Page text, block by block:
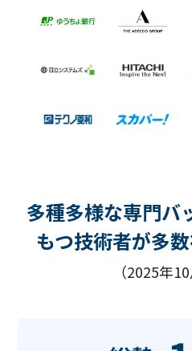
多種多様な専門バ
もつ技術者​が多
（2025年